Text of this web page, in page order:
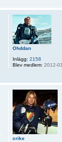
Ohddan
Inlägg: 2158
Blev medlem: 2012-
crike